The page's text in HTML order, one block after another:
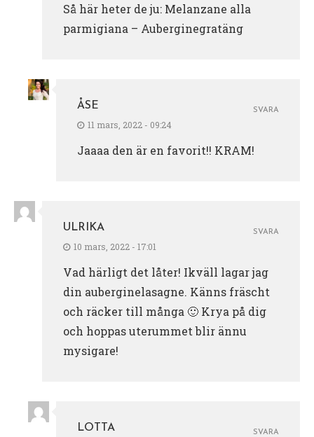
Så här heter de ju: Melanzane alla
parmigiana – Auberginegratäng
ÅSE
11 mars, 2022 - 09:24
Jaaaa den är en favorit!! KRAM!
SVARA
ULRIKA
10 mars, 2022 - 17:01
Vad härligt det låter! Ikväll lagar jag
din auberginelasagne. Känns fräscht
och räcker till många 🙂 Krya på dig
och hoppas uterummet blir ännu
mysigare!
SVARA
LOTTA
SVARA